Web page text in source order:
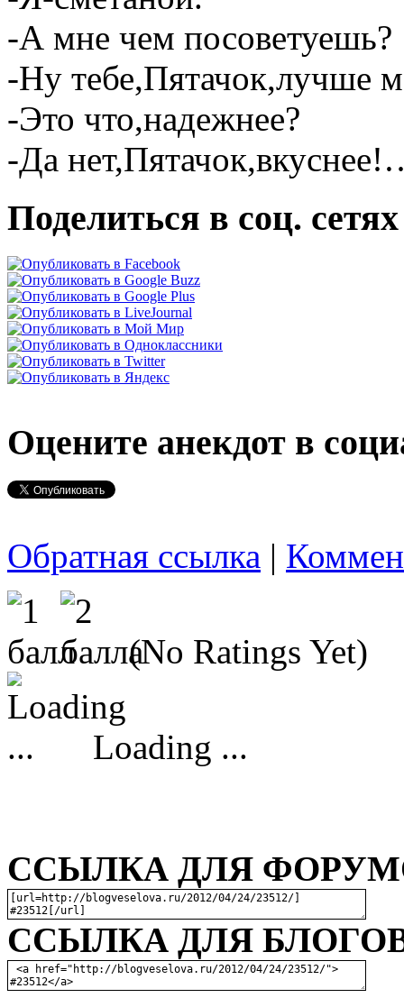
-А мне чем посоветуешь?
-Ну тебе,Пятачок,лучше
-Это что,надежнее?
-Да
Поделиться в соц. сетях
Оцените анекдот в
Обратная ссылка |
(No Ratings Yet)
Loading ...
ССЫЛКА ДЛЯ
ССЫЛКА ДЛЯ БЛОГОВ